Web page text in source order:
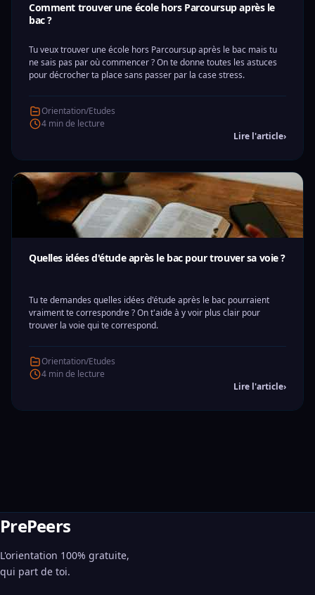
Comment trouver une école hors Parcoursup après le
bac ?
Tu veux trouver une école hors Parcoursup après le bac mais tu
ne sais pas par où commencer ? On te donne toutes les astuces
pour décrocher ta place sans passer par la case stress.
Orientation/Etudes
4 min de lecture
Lire l'article›
Quelles idées d'étude après le bac pour trouver sa voie ?
Tu te demandes quelles idées d'étude après le bac pourraient
vraiment te correspondre ? On t'aide à y voir plus clair pour
trouver la voie qui te correspond.
Orientation/Etudes
4 min de lecture
Lire l'article›
PrePeers
L'orientation 100% gratuite,
qui part de toi.